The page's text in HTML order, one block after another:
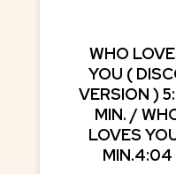
WHO
YOU (
VERSION )
MIN. /
LOVES
MIN.4:04